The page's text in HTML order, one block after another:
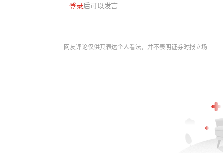
登录后可以发言
网友评论仅供其表达个人看法，并不表明证券时报立场